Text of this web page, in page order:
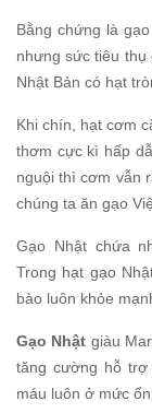
Bằng chứng là
nhưng sức tiêu thụ
Nhật Bản có hạt
Khi chín, hạt cơm
thơm cực kì hấp
nguội thì cơm vẫn
chúng ta ăn gạo
Gạo Nhật chứa
Trong hạt gạo
bào luôn khỏe
Gạo Nhật giàu
tăng cường hỗ
máu luôn ở mức ổn